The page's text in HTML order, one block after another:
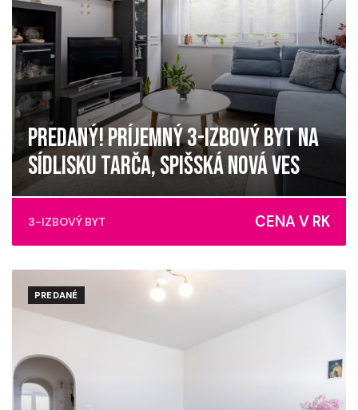
PREDANÝ! PRÍJEMNÝ 3-IZBOVÝ BYT NA
SÍDLISKU TARČA, SPIŠSKÁ NOVÁ VES
Javorová, Spišská Nová Ves
3-IZBOVÝ BYT CENA V RK
PREDANÉ